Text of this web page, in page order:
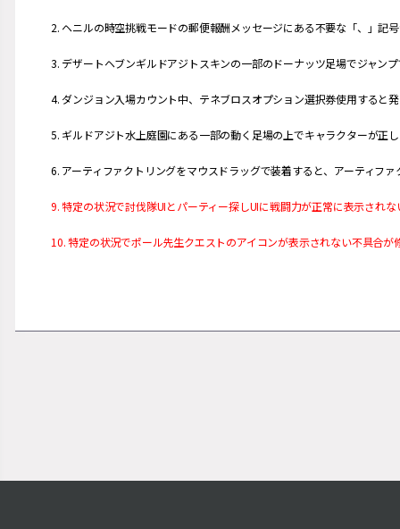
2. ヘニルの時空挑戦モードの郵便報酬メッセージにある不要な「、」記
3. デザートヘブンギルドアジトスキンの一部のドーナッツ足場でジャン
4. ダンジョン入場カウント中、テネブロスオプション選択券使用すると
5. ギルドアジト水上庭園にある一部の動く足場の上でキャラクターが正
6. アーティファクトリングをマウスドラッグで装着すると、アーティフ
9. 特定の状況で討伐隊UIとパーティー探しUIに戦闘力が正常に表示され
10. 特定の状況でポール先生クエストのアイコンが表示されない不具合が